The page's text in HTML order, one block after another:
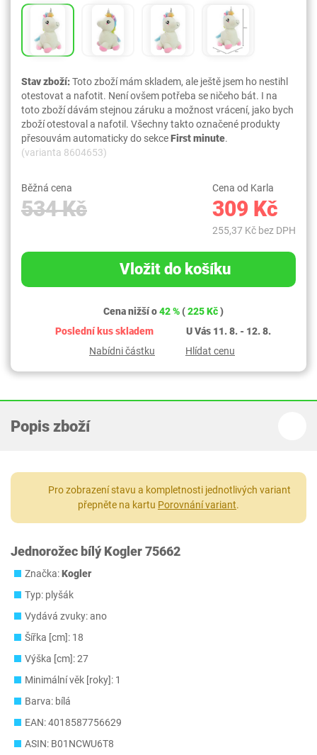
Stav zboží:Toto zboží mám skladem, ale ještě jsem ho nestihl
otestovat a nafotit. Není ovšem potřeba se ničeho bát. I na
toto zboží dávám stejnou záruku a možnost vrácení, jako bych
zboží otestoval a nafotil. Všechny takto označené produkty
přesouvám automaticky do sekceFirst minute.
(varianta 8604653)
Běžná cena
534 Kč
Cena od Karla
309 Kč
255,37 Kč bez DPH
Vložit do košíku
Cena nižší o42 %(225 Kč)
Poslední kus skladem
U Vás 11. 8. - 12. 8.
Nabídni částku
Hlídat cenu
Popis zboží
Pro zobrazení stavu a kompletnosti jednotlivých variant
přepněte na kartu Porovnání variant.
Jednorožec bílý Kogler 75662
Značka:Kogler
Typ: plyšák
Vydává zvuky: ano
Šířka [cm]: 18
Výška [cm]: 27
Minimální věk [roky]: 1
Barva: bílá
EAN: 4018587756629
ASIN: B01NCWU6T8